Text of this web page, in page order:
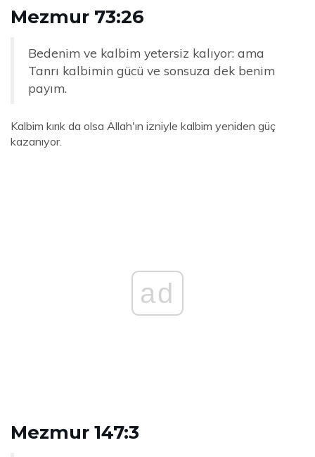
Mezmur 73:26
Bedenim ve kalbim yetersiz kalıyor: ama
Tanrı kalbimin gücü ve sonsuza dek benim
payım.
Kalbim kırık da olsa Allah'ın izniyle kalbim yeniden güç
kazanıyor.
ad
Mezmur 147:3